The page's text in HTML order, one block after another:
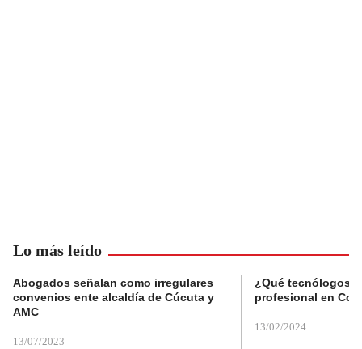
Lo más leído
Abogados señalan como irregulares
convenios ente alcaldía de Cúcuta y
AMC
13/07/2023
¿Qué tecnólogos
profesional en
13/02/2024